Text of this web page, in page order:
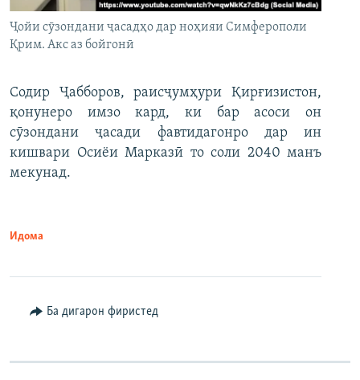
Ҷойи сӯзондани ҷасадҳо дар ноҳияи Симферополи
Қрим. Акс аз бойгонӣ
Содир Ҷабборов, раисҷумҳури Қирғизистон,
қонунеро имзо кард, ки бар асоси он
сӯзондани ҷасади фавтидагонро дар ин
кишвари Осиёи Марказӣ то соли 2040 манъ
мекунад.
Идома
Ба дигарон фиристед